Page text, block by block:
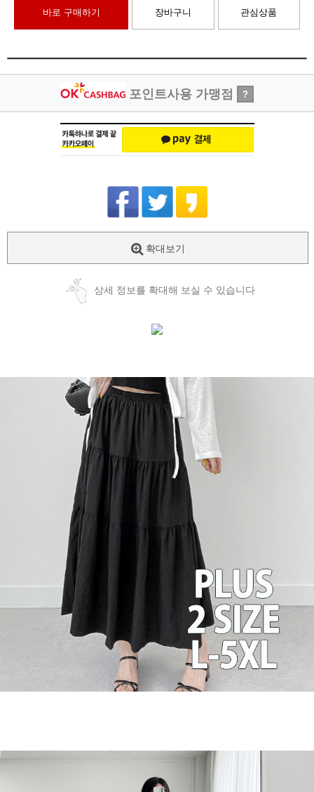
바로 구매하기 장바구니 관심상품
포인트사용 가맹점 ?
확대보기
상세 정보를 확대해 보실 수 있습니다